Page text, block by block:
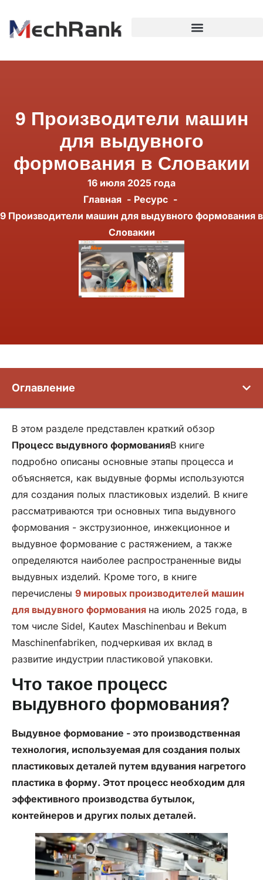
9 Производители машин
для выдувного
формования в Словакии
16 июля 2025 года
Главная
Ресурс
9 Производители машин для выдувного формования в
Словакии
Оглавление
В этом разделе представлен краткий обзор
Процесс выдувного формованияВ книге
подробно описаны основные этапы процесса и
объясняется, как выдувные формы используются
для создания полых пластиковых изделий. В книге
рассматриваются три основных типа выдувного
формования - экструзионное, инжекционное и
выдувное формование с растяжением, а также
определяются наиболее распространенные виды
выдувных изделий. Кроме того, в книге
перечислены 9 мировых производителей машин
для выдувного формования на июль 2025 года, в
том числе Sidel, Kautex Maschinenbau и Bekum
Maschinenfabriken, подчеркивая их вклад в
развитие индустрии пластиковой упаковки.
Что такое процесс
выдувного формования?
Выдувное формование - это производственная
технология, используемая для создания полых
пластиковых деталей путем вдувания нагретого
пластика в форму. Этот процесс необходим для
эффективного производства бутылок,
контейнеров и других полых деталей.